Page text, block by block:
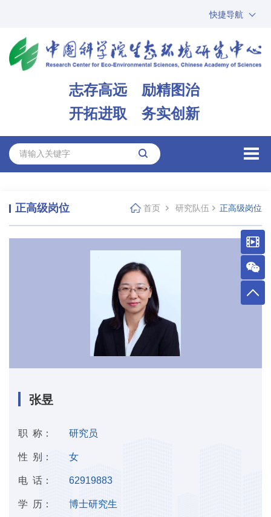
快捷导航
ARP
邮箱
志存高远 励精图治
开拓进取 务实创新
正高级岗位 首页 研究队伍 正高级岗位
张昱
职 称： 研究员
性 别： 女
电 话： 62919883
学 历： 博士研究生